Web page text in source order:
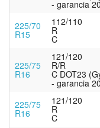
- garancia
225/70
R15
112/110
R
C
225/75
R16
121/120
R/R
C DOT23
- garancia
225/75
R16
121/120
R
C